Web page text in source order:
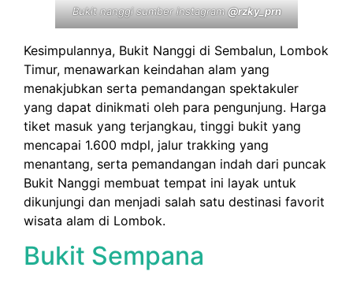
Bukit nanggi sumber instagram@rzky_prn
Kesimpulannya, Bukit Nanggi di Sembalun, Lombok
Timur, menawarkan keindahan alam yang
menakjubkan serta pemandangan spektakuler
yang dapat dinikmati oleh para pengunjung. Harga
tiket masuk yang terjangkau, tinggi bukit yang
mencapai 1.600 mdpl, jalur trakking yang
menantang, serta pemandangan indah dari puncak
Bukit Nanggi membuat tempat ini layak untuk
dikunjungi dan menjadi salah satu destinasi favorit
wisata alam di Lombok.
Bukit Sempana